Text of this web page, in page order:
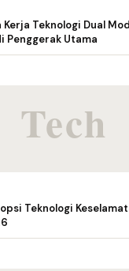
Kerja Teknologi Dual
Penggerak Utama
Teknologi